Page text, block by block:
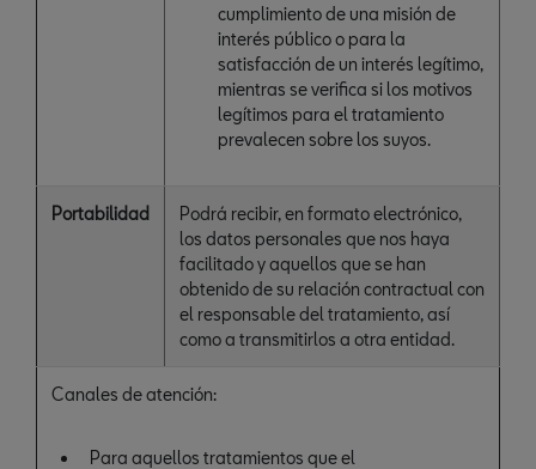
cumplimiento de una misión de
interés público o para la
satisfacción de un interés legítimo,
mientras se verifica si los motivos
legítimos para el tratamiento
prevalecen sobre los suyos.
Portabilidad
Podrá recibir, en formato electrónico,
los datos personales que nos haya
facilitado y aquellos que se han
obtenido de su relación contractual con
el responsable del tratamiento, así
como a transmitirlos a otra entidad.
Canales de atención:
Para aquellos tratamientos que el